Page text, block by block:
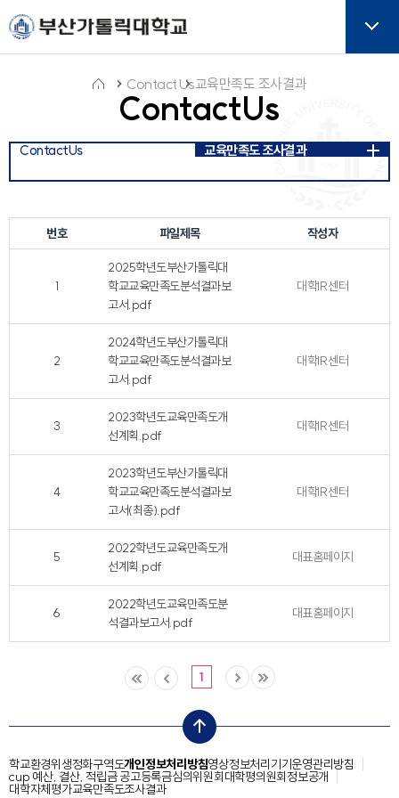
주메뉴로 가기
본문으로 가기
하단으로 가기
ContactUs
이
ContactUs교육만족도 조사결과
ContactUs 교육만족도 조사결과
번호 파일제목 작성자
1
2025학년도부산가톨릭대
학교교육만족도분석결과보
고서.pdf
대학IR센터
2
2024학년도부산가톨릭대
학교교육만족도분석결과보
고서.pdf
대학IR센터
3
2023학년도교육만족도개
선계획.pdf
대학IR센터
4
2023학년도부산가톨릭대
학교교육만족도분석결과보
고서(최종).pdf
대학IR센터
5
2022학년도교육만족도개
선계획.pdf
대표홈페이지
6
2022학년도교육만족도분
석결과보고서.pdf
대표홈페이지
1
top
학교환경위생정화구역도개인정보처리방침영상정보처리기기운영관리방침
cup 예산, 결산, 적립금 공고등록금심의위원회대학평의원회정보공개
대학자체평가교육만족도조사결과